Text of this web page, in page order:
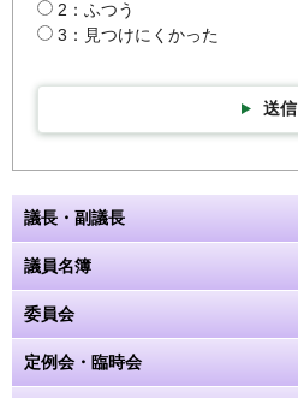
2：ふつう
3：見つけにくかった
送信
議長・副議長
議員名簿
委員会
定例会・臨時会